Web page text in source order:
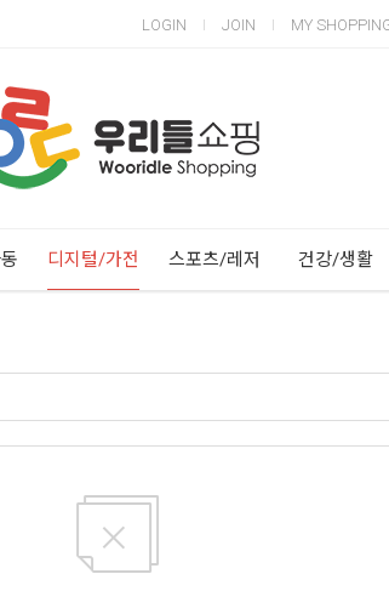
LOGIN JOIN MY
디지털/가전 스포츠/레저 건강/생활